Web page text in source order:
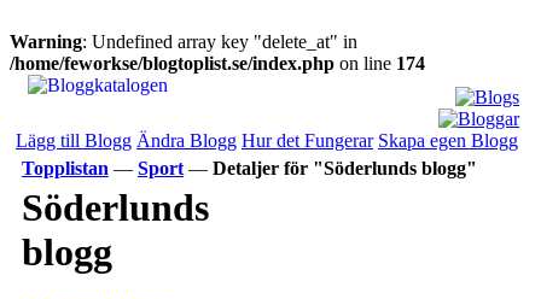
Warning: Undefined array key "delete_at" in
/home/feworkse/blogtoplist.se/index.php on line 174
Lägg till Blogg Ändra Blogg Hur det Fungerar Skapa egen Blogg
Topplistan — Sport — Detaljer för "Söderlunds blogg"
Söderlunds
blogg